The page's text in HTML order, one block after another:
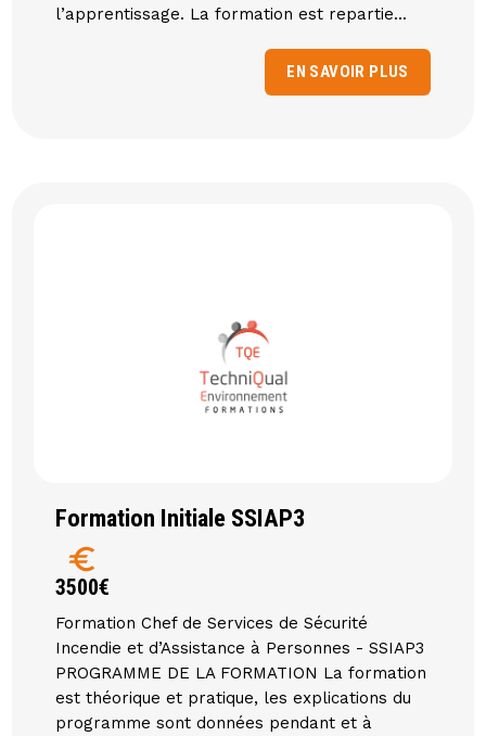
l’apprentissage. La formation est repartie...
EN SAVOIR PLUS
Formation Initiale SSIAP3
euro
3500€
Formation Chef de Services de Sécurité
Incendie et d’Assistance à Personnes - SSIAP3
PROGRAMME DE LA FORMATION La formation
est théorique et pratique, les explications du
programme sont données pendant et à